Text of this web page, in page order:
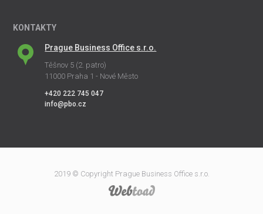
KONTAKTY
Prague Business Office s.r.o.
Těšnov 5 (2. patro)
11000 Praha 1 - Nové Město
+420 222 745 047
info@pbo.cz
2019 © Copyright Prague Business Office s.r.o.